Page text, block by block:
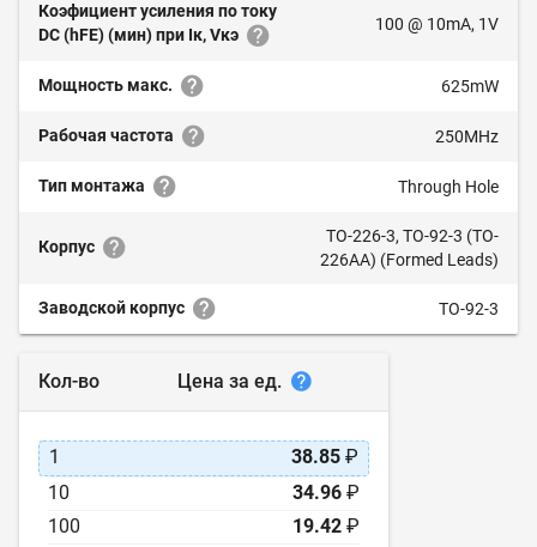
Коэфициент усиления по току
DC (hFE) (мин) при Iк, Vкэ
100 @ 10mA, 1V
Мощность макс. 625mW
Рабочая частота 250MHz
Тип монтажа Through Hole
Корпус
TO-226-3, TO-92-3 (TO-
226AA) (Formed Leads)
Заводской корпус TO-92-3
Кол-во Цена за ед.
1 38.85 ₽
10
34.96 ₽
100
19.42 ₽